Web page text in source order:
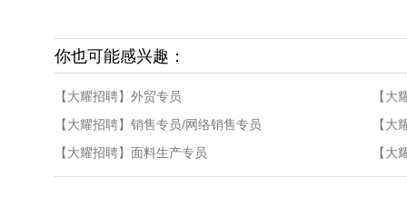
你也可能感兴趣：
【大耀招聘】外贸专员
【大耀招聘】销售专员/网络销售专员
【大耀招聘】面料生产专员
【大
【大
【大